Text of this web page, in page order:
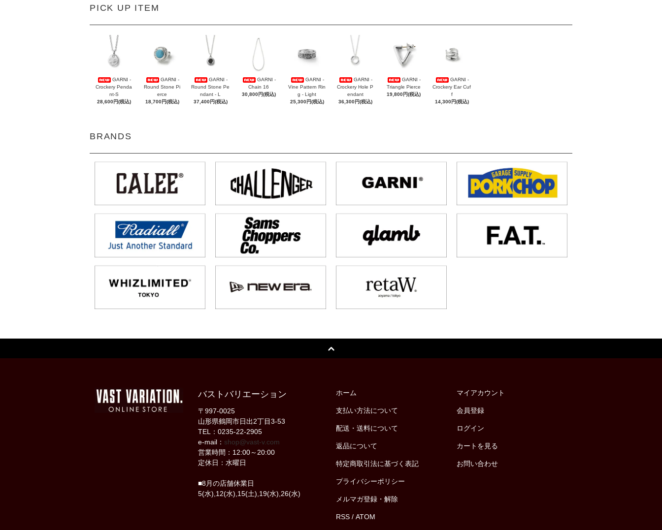
PICK UP ITEM
GARNI -
Crockery Penda
nt-S
28,600円(税込)
GARNI -
Round Stone Pi
erce
18,700円(税込)
GARNI -
Round Stone Pe
ndant - L
37,400円(税込)
GARNI -
Chain 16
30,800円(税込)
GARNI -
Vine Pattern Rin
g - Light
25,300円(税込)
GARNI -
Crockery Hole P
endant
36,300円(税込)
GARNI -
Triangle Pierce
19,800円(税込)
GARNI -
Crockery Ear Cuf
f
14,300円(税込)
BRANDS
バストバリエーション
〒997-0025
山形県鶴岡市日出2丁目3-53
TEL：0235-22-2905
e-mail： shop@vast-v.com
営業時間：12:00～20:00
定休日：水曜日
■8月の店舗休業日
5(水),12(水),15(土),19(水),26(水)
ホーム
支払い方法について
配送・送料について
返品について
特定商取引法に基づく表記
プライバシーポリシー
メルマガ登録・解除
RSS/ ATOM
マイアカウント
会員登録
ログイン
カートを見る
お問い合わせ